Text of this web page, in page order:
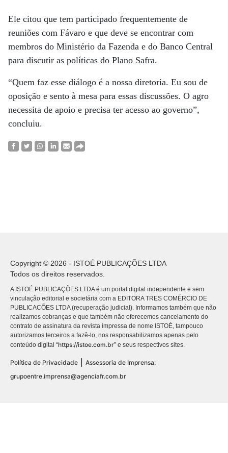
Ele citou que tem participado frequentemente de
reuniões com Fávaro e que deve se encontrar com
membros do Ministério da Fazenda e do Banco Central
para discutir as políticas do Plano Safra.
“Quem faz esse diálogo é a nossa diretoria. Eu sou de
oposição e sento à mesa para essas discussões. O agro
necessita de apoio e precisa ter acesso ao governo”,
concluiu.
Copyright © 2026 - ISTOÉ PUBLICAÇÕES LTDA
Todos os direitos reservados.
A ISTOÉ PUBLICAÇÕES LTDA é um portal digital independente e sem
vinculação editorial e societária com a EDITORA TRES COMÉRCIO DE
PUBLICACÕES LTDA (recuperação judicial). Informamos também que não
realizamos cobranças e que também não oferecemos cancelamento do
contrato de assinatura da revista impressa de nome ISTOÉ, tampouco
autorizamos terceiros a fazê-lo, nos responsabilizamos apenas pelo
conteúdo digital “https://istoe.com.br” e seus respectivos sites.
Política de Privacidade
Assessoria de Imprensa:
grupoentre.imprensa@agenciafr.com.br